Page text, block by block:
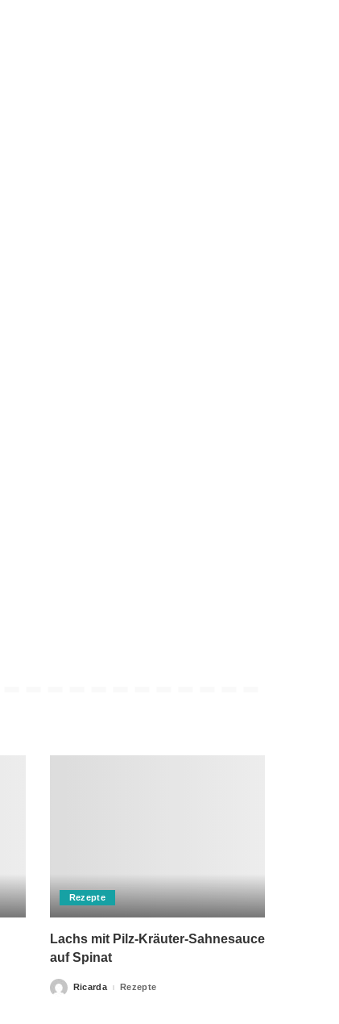
Rezepte
Lachs mit Pilz-Kräuter-Sahnesauce
auf Spinat
PostedRicarda Rezepte